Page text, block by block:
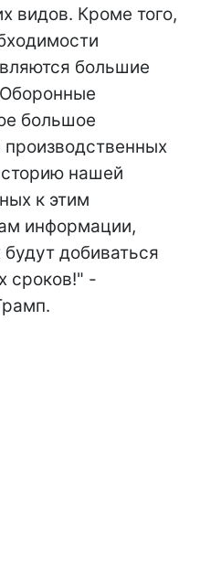
видов. Кроме того,
большие
большое
производственных
нашей
к этим
информации,
добиваться
сроков!" -